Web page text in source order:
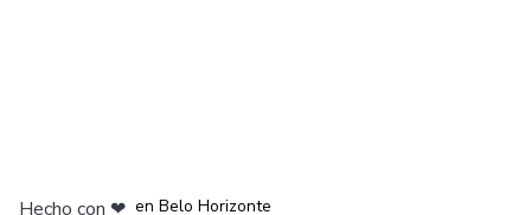
Hecho con ❤ en Belo Horizonte